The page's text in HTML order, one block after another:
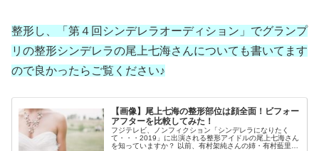
整形し、「第４回シンデレラオーディション」でグランプ
リの整形シンデレラの尾上七海さんについても書いてます
ので良かったらご覧ください♪
【画像】尾上七海の整形部位は顔全面！ビフォー
アフターを比較してみた！
フジテレビ、ノンフィクション「シンデレラになりたく
て・・・2019」に出演される整形アイドルの尾上七海さん
を知っていますか？ 以前、有村架純さんの姉・有村藍里さ